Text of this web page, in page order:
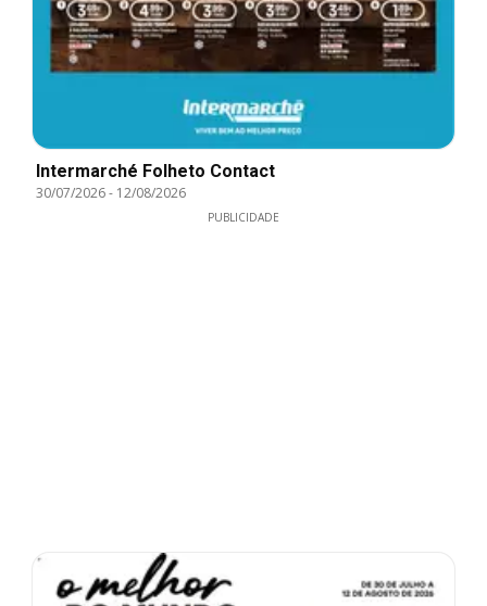
Intermarché Folheto Contact
30/07/2026- 12/08/2026
PUBLICIDADE